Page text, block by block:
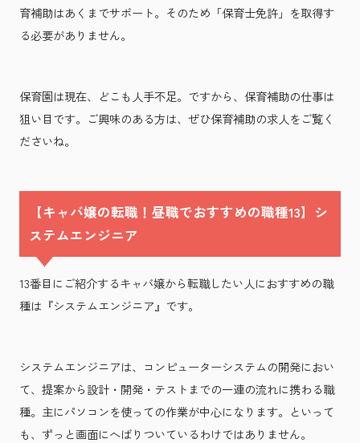
育補助はあくまでサポート。そのため「保育士免許」を取得す
る必要がありません。
保育園は現在、どこも人手不足。ですから、保育補助の仕事は
狙い目です。ご興味のある方は、ぜひ保育補助の求人をご覧く
ださいね。
【キャバ嬢の転職！昼職でおすすめの職種13】シ
ステムエンジニア
13番目にご紹介するキャバ嬢から転職したい人におすすめの職
種は『システムエンジニア』です。
システムエンジニアは、コンピューターシステムの開発におい
て、提案から設計・開発・テストまでの一連の流れに携わる職
種。主にパソコンを使っての作業が中心になります。といって
も、ずっと画面にへばりついているわけではありません。